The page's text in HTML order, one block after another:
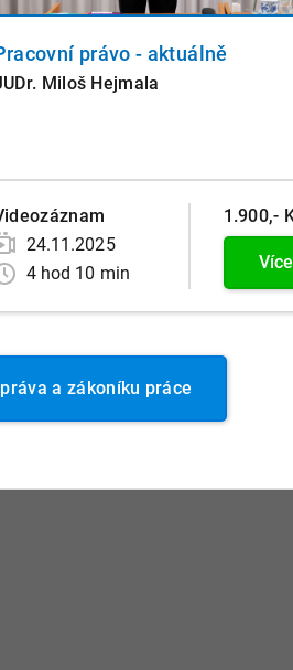
právo - aktuálně
Miloš Hejmala
24.11.2025
4 hod 10 min
1.900,-
a zákoníku práce